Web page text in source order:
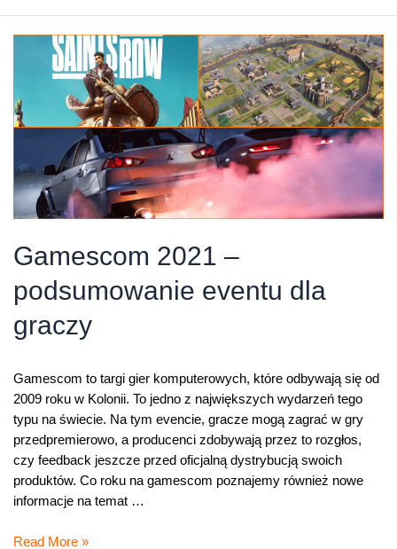
Gamescom 2021 –
podsumowanie eventu dla
graczy
Gamescom to targi gier komputerowych, które odbywają się od
2009 roku w Kolonii. To jedno z największych wydarzeń tego
typu na świecie. Na tym evencie, gracze mogą zagrać w gry
przedpremierowo, a producenci zdobywają przez to rozgłos,
czy feedback jeszcze przed oficjalną dystrybucją swoich
produktów. Co roku na gamescom poznajemy również nowe
informacje na temat …
Gamescom
Read More »